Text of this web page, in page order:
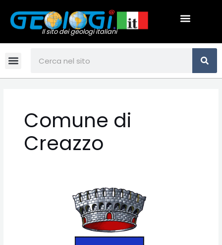
contenuto
Il sito dei geologi italiani
Menu
Menu
Comune di
Creazzo